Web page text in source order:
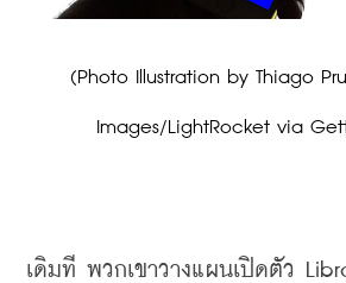
Images/LightRocket via
เดิมที พวกเขาวางแผนเปิดตัว